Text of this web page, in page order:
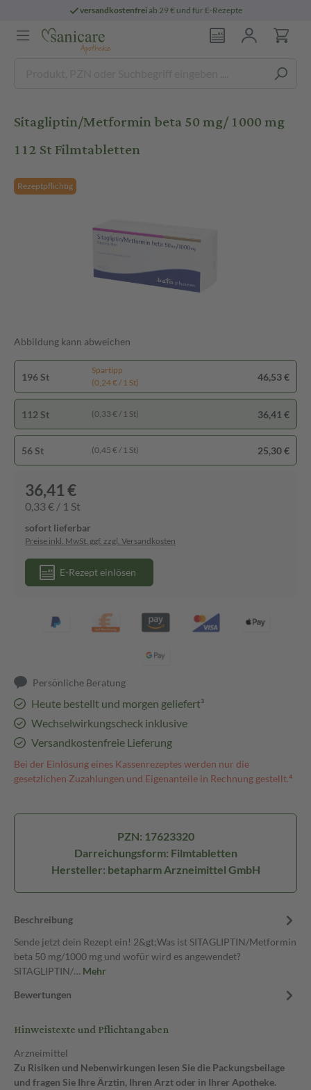
versandkostenfreiab 29 € und für E-Rezepte
Sitagliptin/Metformin beta 50 mg/ 1000 mg
112 St Filmtabletten
Rezeptpflichtig
Abbildung kann abweichen
196 St
Spartipp
(0,24 € / 1 St)
46,53 €
112 St (0,33 € / 1 St) 36,41 €
56 St (0,45 € / 1 St) 25,30 €
36,41 €
0,33 € / 1 St
sofort lieferbar
Preise inkl. MwSt. ggf. zzgl. Versandkosten
E-Rezept einlösen
Persönliche Beratung
Heute bestellt und morgen geliefert³
Wechselwirkungscheck inklusive
Versandkostenfreie Lieferung
Bei der Einlösung eines Kassenrezeptes werden nur die
gesetzlichen Zuzahlungen und Eigenanteile in Rechnung gestellt.⁴
PZN: 17623320
Darreichungsform: Filmtabletten
Hersteller: betapharm Arzneimittel GmbH
Beschreibung
Sende jetzt dein Rezept ein! 2&gt;Was ist SITAGLIPTIN/Metformin
beta 50 mg/1000 mg und wofür wird es angewendet?
SITAGLIPTIN/… Mehr
Bewertungen
Hinweistexte und Pflichtangaben
Arzneimittel
Zu Risiken und Nebenwirkungen lesen Sie die Packungsbeilage
und fragen Sie Ihre Ärztin, Ihren Arzt oder in Ihrer Apotheke.